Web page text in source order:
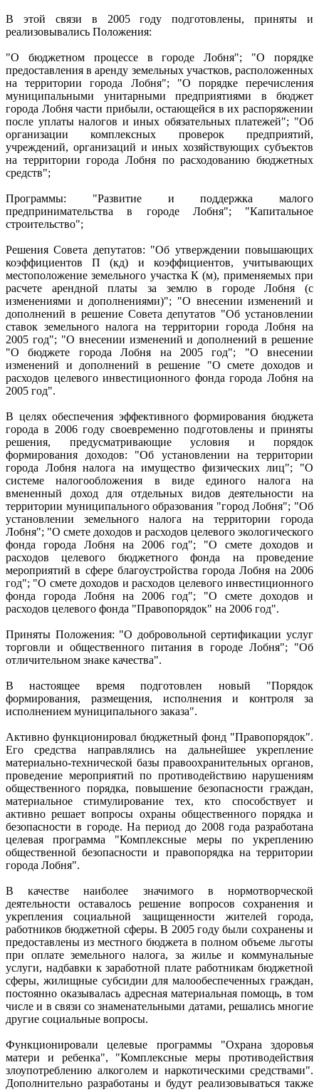
В этой связи в 2005 году подготовлены, приняты и
реализовывались Положения:
"О бюджетном процессе в городе Лобня"; "О порядке
предоставления в аренду земельных участков, расположенных
на территории города Лобня"; "О порядке перечисления
муниципальными унитарными предприятиями в бюджет
города Лобня части прибыли, остающейся в их распоряжении
после уплаты налогов и иных обязательных платежей"; "Об
организации комплексных проверок предприятий,
учреждений, организаций и иных хозяйствующих субъектов
на территории города Лобня по расходованию бюджетных
средств";
Программы: "Развитие и поддержка малого
предпринимательства в городе Лобня"; "Капитальное
строительство";
Решения Совета депутатов: "Об утверждении повышающих
коэффициентов П (кд) и коэффициентов, учитывающих
местоположение земельного участка К (м), применяемых при
расчете арендной платы за землю в городе Лобня (с
изменениями и дополнениями)"; "О внесении изменений и
дополнений в решение Совета депутатов "Об установлении
ставок земельного налога на территории города Лобня на
2005 год"; "О внесении изменений и дополнений в решение
"О бюджете города Лобня на 2005 год"; "О внесении
изменений и дополнений в решение "О смете доходов и
расходов целевого инвестиционного фонда города Лобня на
2005 год".
В целях обеспечения эффективного формирования бюджета
города в 2006 году своевременно подготовлены и приняты
решения, предусматривающие условия и порядок
формирования доходов: "Об установлении на территории
города Лобня налога на имущество физических лиц"; "О
системе налогообложения в виде единого налога на
вмененный доход для отдельных видов деятельности на
территории муниципального образования "город Лобня"; "Об
установлении земельного налога на территории города
Лобня"; "О смете доходов и расходов целевого экологического
фонда города Лобня на 2006 год"; "О смете доходов и
расходов целевого бюджетного фонда на проведение
мероприятий в сфере благоустройства города Лобня на 2006
год"; "О смете доходов и расходов целевого инвестиционного
фонда города Лобня на 2006 год"; "О смете доходов и
расходов целевого фонда "Правопорядок" на 2006 год".
Приняты Положения: "О добровольной сертификации услуг
торговли и общественного питания в городе Лобня"; "Об
отличительном знаке качества".
В настоящее время подготовлен новый "Порядок
формирования, размещения, исполнения и контроля за
исполнением муниципального заказа".
Активно функционировал бюджетный фонд "Правопорядок".
Его средства направлялись на дальнейшее укрепление
материально-технической базы правоохранительных органов,
проведение мероприятий по противодействию нарушениям
общественного порядка, повышение безопасности граждан,
материальное стимулирование тех, кто способствует и
активно решает вопросы охраны общественного порядка и
безопасности в городе. На период до 2008 года разработана
целевая программа "Комплексные меры по укреплению
общественной безопасности и правопорядка на территории
города Лобня".
В качестве наиболее значимого в нормотворческой
деятельности оставалось решение вопросов сохранения и
укрепления социальной защищенности жителей города,
работников бюджетной сферы. В 2005 году были сохранены и
предоставлены из местного бюджета в полном объеме льготы
при оплате земельного налога, за жилье и коммунальные
услуги, надбавки к заработной плате работникам бюджетной
сферы, жилищные субсидии для малообеспеченных граждан,
постоянно оказывалась адресная материальная помощь, в том
числе и в связи со знаменательными датами, решались многие
другие социальные вопросы.
Функционировали целевые программы "Охрана здоровья
матери и ребенка", "Комплексные меры противодействия
злоупотреблению алкоголем и наркотическими средствами".
Дополнительно разработаны и будут реализовываться также